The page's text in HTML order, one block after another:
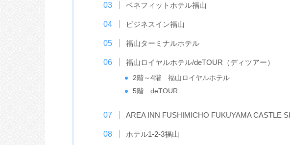
ベネフィットホテル福山
ビジネスイン福山
福山ターミナルホテル
福山ロイヤルホテル/deTOUR（ディツアー）
2階～4階 福山ロイヤルホテル
5階 deTOUR
AREA INN FUSHIMICHO FUKUYAMA CASTLE
ホテル1-2-3福山